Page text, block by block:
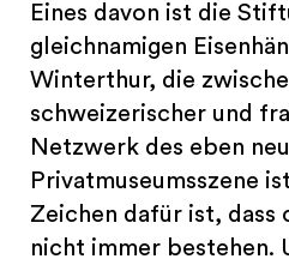
Eines davon ist die
gleichnamigen
Winterthur, die
schweizerischer und
Netzwerk des eben
Privatmuseumsszene
Zeichen dafür ist, dass
nicht immer bestehen.